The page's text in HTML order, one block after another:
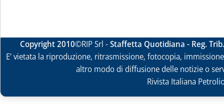
Copyright 2010©RIP Srl -Staffetta Quotidiana - Reg.
E' vietata la riproduzione, ritrasmissione, fotocopia,
altro modo di diffusione delle notizie o
Rivista Italiana